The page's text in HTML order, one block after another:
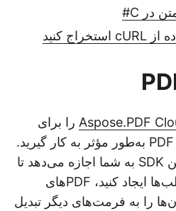
Aspose.PDFرا برای
استخراج متن از فایل‌های PDF به‌طور مؤثر به کار گیرید.
علاوه بر استخراج متن، این SDK به شما اجازه می‌دهد تا
اسناد PDF را از ابتدا یا قالب‌ها ایجاد کنید، PDFهای
را به فرمت‌های دیگر تبدیل